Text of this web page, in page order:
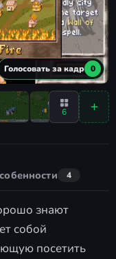
Голосовать за кадр 0
6
4
знают
собой
посетить